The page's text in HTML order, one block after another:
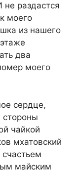
раздастся
моего
из нашего
два
моего
сердце,
стороны
чайкой
мхатовский
счастьем
майским